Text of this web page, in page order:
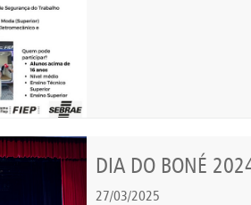
DIA DO BONÉ
27/03/2025